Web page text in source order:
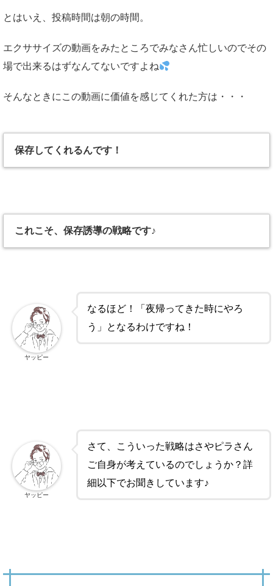
とはいえ、投稿時間は朝の時間。
エクササイズの動画をみたところでみなさん忙しいのでその
場で出来るはずなんてないですよね
そんなときにこの動画に価値を感じてくれた方は・・・
保存してくれるんです！
これこそ、保存誘導の戦略です♪
なるほど！「夜帰ってきた時にやろ
う」となるわけですね！
ヤッピー
さて、こういった戦略はさやピラさん
ご自身が考えているのでしょうか？ 詳
細以下でお聞きしています♪
ヤッピー